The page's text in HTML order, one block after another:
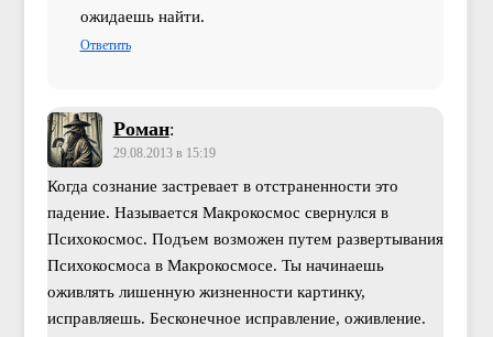
ожидаешь найти.
Ответить
Роман:
29.08.2013 в 15:19
Когда сознание застревает в отстраненности это
падение. Называется Макрокосмос свернулся в
Психокосмос. Подъем возможен путем развертывания
Психокосмоса в Макрокосмосе. Ты начинаешь
оживлять лишенную жизненности картинку,
исправляешь. Бесконечное исправление, оживление.